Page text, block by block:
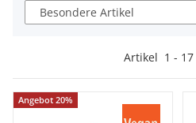
Besondere Artikel
Artikel 1 - 17
Angebot 20%